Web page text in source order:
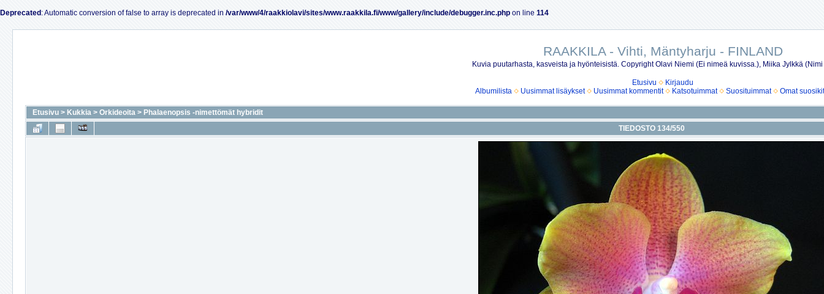
Deprecated : Automatic conversion of false to array is deprecated in /var/www/4/raakkiolavi/sites/www.raakkila.fi/www/gallery/include/debugger.inc.php on line 114
RAAKKILA - Vihti, Mäntyharju - FINLAND
Kuvia puutarhasta, kasveista ja hyönteisistä. Copyright Olavi Niemi (Ei nimeä kuvissa.), Miika Jylkkä
Etusivu
Kirjaudu
Albumilista
Uusimmat lisäykset Uusimmat kommentit Katsotuimmat Suosituimmat Omat suosikit
Etusivu > Kukkia > Orkideoita > Phalaenopsis -nimettömät hybridit
TIEDOSTO 134/550